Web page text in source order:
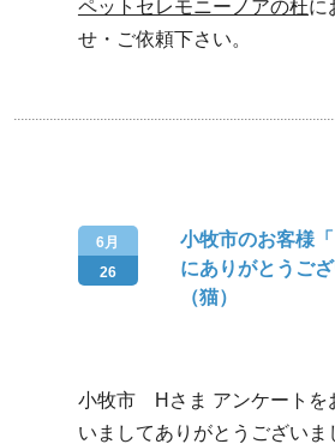
ペットセレモニーノアの杜に
せ・ご依頼下さい。
6月
26
小牧市のお客様
にありがとうござ
（猫）
小牧市 Hさま アンケートを
いましてありがとうございま